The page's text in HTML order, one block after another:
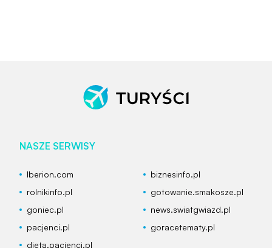
NASZE SERWISY
Iberion.com
biznesinfo.pl
rolnikinfo.pl
gotowanie.smakosze.pl
goniec.pl
news.swiatgwiazd.pl
pacjenci.pl
goracetematy.pl
dieta.pacjenci.pl